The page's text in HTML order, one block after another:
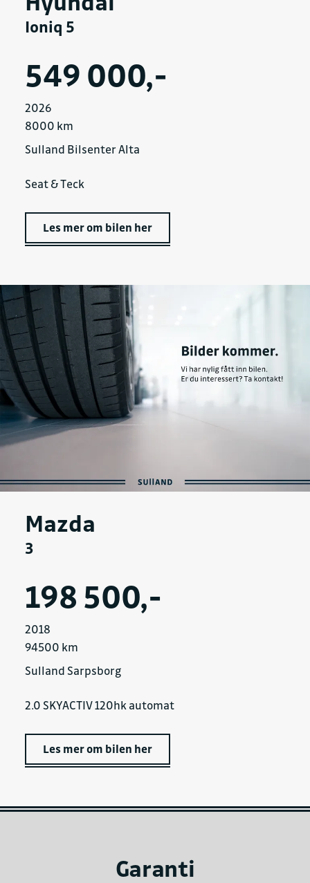
Ioniq 5
549 000,-
2026
8000 km
Sulland Bilsenter Alta
Seat & Teck
Les mer om bilen her
Mazda
3
198 500,-
2018
94500 km
Sulland Sarpsborg
2.0 SKYACTIV 120hk automat
Les mer om bilen her
Garanti